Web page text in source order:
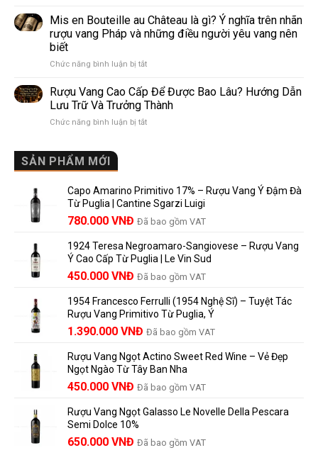
Thế
Nào?
10
So
Dễ
Hiểu
Người
và
Lalande
de
Điểm
khác
nhau
và
vì
lựa
chọn
đáng
Mis en Bouteille au Château là gì? Ý nghĩa trên nhãn
rượu vang Pháp và những điều người yêu vang nên
biết
Chức năng bình luận bị tắtở
en
Bouteille
au
Château
nhãn
rượu
vang
và
những
người
vang
nên
biết
Rượu Vang Cao Cấp Để Được Bao Lâu? Hướng Dẫn
Lưu Trữ Và Trưởng Thành
Chức năng bình luận bị tắtở
Được
Bao
Lâu?
Hướng
Lưu
Trữ
Và
Thành
SẢN PHẨM MỚI
Capo Amarino Primitivo 17% – Rượu Vang Ý Đậm Đà
Từ Puglia | Cantine Sgarzi Luigi
Giá
là:
858.000 VNĐ.
780.000 VNĐ Giá
tại
là:
780.000 VNĐ.
Đã bao gồm VAT
1924 Teresa Negroamaro-Sangiovese – Rượu Vang
Ý Cao Cấp Từ Puglia | Le Vin Sud
Giá
là:
495.000 VNĐ.
450.000 VNĐ Giá
tại
là:
450.000 VNĐ.
Đã bao gồm VAT
1954 Francesco Ferrulli (1954 Nghệ Sĩ) – Tuyệt Tác
Rượu Vang Primitivo Từ Puglia, Ý
Giá
là:
1.529.000 VNĐ.
1.390.000 VNĐ Giá
tại
là:
1.390.000 VNĐ.
Đã bao gồm VAT
Rượu Vang Ngọt Actino Sweet Red Wine – Vẻ Đẹp
Ngọt Ngào Từ Tây Ban Nha
450.000 VNĐ Đã bao gồm VAT
Rượu Vang Ngọt Galasso Le Novelle Della Pescara
Semi Dolce 10%
650.000 VNĐ Đã bao gồm VAT